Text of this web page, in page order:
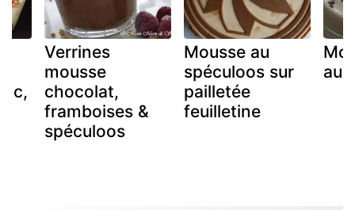
Verrines
mousse
chocolat,
framboises &
spéculoos
Mousse au
spéculoos sur
pailletée
feuilletine